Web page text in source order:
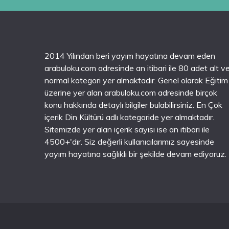
2014 Yılından beri yayım hayatına devam eden
arabuloku.com adresinde an itibari ile 80 adet alt
normal kategori yer almaktadır. Genel olarak Eğitim
üzerine yer alan arabuloku.com adresinde birçok
konu hakkında detaylı bilgiler bulabilirsiniz. En Çok
içerik Din Kültürü adlı kategoride yer almaktadır.
Sitemizde yer alan içerik sayısı ise an itibari ile
4500+'dır. Siz değerli kullanıcılarımız sayesinde
yayım hayatına sağlıklı bir şekilde devam ediyoruz.